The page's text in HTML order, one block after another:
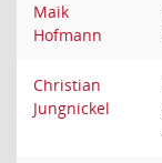
Maik
Hofmann
Christian
Jungnickel